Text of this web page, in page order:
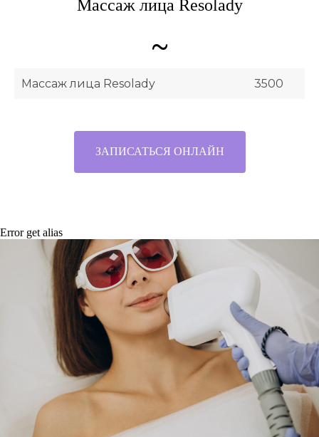
Массаж лица Resolady
~
Массаж лица Resolady 3500
ЗАПИСАТЬСЯ ОНЛАЙН
Error get alias